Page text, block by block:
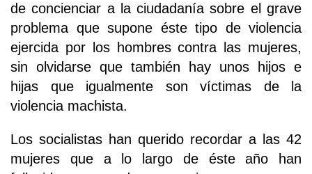
de concienciar a la ciudadanía sobre el grave
problema que supone éste tipo de violencia
ejercida por los hombres contra las mujeres,
sin olvidarse que también hay unos hijos e
hijas que igualmente son víctimas de la
violencia machista.
Los socialistas han querido recordar a las 42
mujeres que a lo largo de éste año han